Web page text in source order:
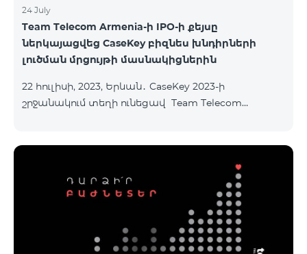
24 July
Team Telecom Armenia-ի IPO-ի քեյսը
ներկայացվեց CaseKey բիզնես խնդիրների
լուծման մրցույթի մասնակիցներին
22 հուլիսի, 2023, Երևան․ CaseKey 2023-ի
շրջանակում տեղի ունեցավ Team Telecom
երիտասարդներ ծանոթացան առաջնային
հրապարակային տեղաբաշխման բոլոր
մանրամասներին ու թիմերին տրամադրվեց
ընկերության զարգացման ռազմավարական
խնդիրը։ Լուծումներ առաջարկելու համար թիմերն
ունենալու են ընդամենը 72 ժամ։ Հաջողություն